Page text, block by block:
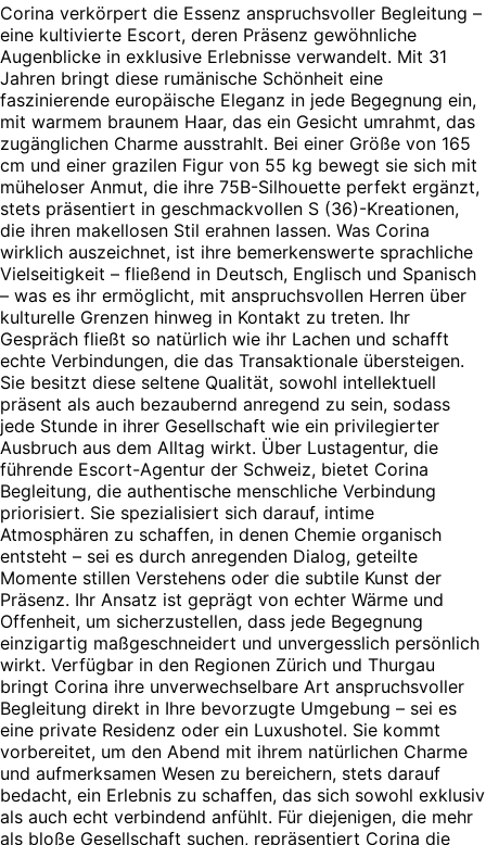
Corina verkörpert die Essenz anspruchsvoller Begleitung –
eine kultivierte Escort, deren Präsenz gewöhnliche
Augenblicke in exklusive Erlebnisse verwandelt. Mit 31
Jahren bringt diese rumänische Schönheit eine
faszinierende europäische Eleganz in jede Begegnung ein,
mit warmem braunem Haar, das ein Gesicht umrahmt, das
zugänglichen Charme ausstrahlt. Bei einer Größe von 165
cm und einer grazilen Figur von 55 kg bewegt sie sich mit
müheloser Anmut, die ihre 75B-Silhouette perfekt ergänzt,
stets präsentiert in geschmackvollen S (36)-Kreationen,
die ihren makellosen Stil erahnen lassen. Was Corina
wirklich auszeichnet, ist ihre bemerkenswerte sprachliche
Vielseitigkeit – fließend in Deutsch, Englisch und Spanisch
– was es ihr ermöglicht, mit anspruchsvollen Herren über
kulturelle Grenzen hinweg in Kontakt zu treten. Ihr
Gespräch fließt so natürlich wie ihr Lachen und schafft
echte Verbindungen, die das Transaktionale übersteigen.
Sie besitzt diese seltene Qualität, sowohl intellektuell
präsent als auch bezaubernd anregend zu sein, sodass
jede Stunde in ihrer Gesellschaft wie ein privilegierter
Ausbruch aus dem Alltag wirkt. Über Lustagentur, die
führende Escort-Agentur der Schweiz, bietet Corina
Begleitung, die authentische menschliche Verbindung
priorisiert. Sie spezialisiert sich darauf, intime
Atmosphären zu schaffen, in denen Chemie organisch
entsteht – sei es durch anregenden Dialog, geteilte
Momente stillen Verstehens oder die subtile Kunst der
Präsenz. Ihr Ansatz ist geprägt von echter Wärme und
Offenheit, um sicherzustellen, dass jede Begegnung
einzigartig maßgeschneidert und unvergesslich persönlich
wirkt. Verfügbar in den Regionen Zürich und Thurgau
bringt Corina ihre unverwechselbare Art anspruchsvoller
Begleitung direkt in Ihre bevorzugte Umgebung – sei es
eine private Residenz oder ein Luxushotel. Sie kommt
vorbereitet, um den Abend mit ihrem natürlichen Charme
und aufmerksamen Wesen zu bereichern, stets darauf
bedacht, ein Erlebnis zu schaffen, das sich sowohl exklusiv
als auch echt verbindend anfühlt. Für diejenigen, die mehr
als bloße Gesellschaft suchen, repräsentiert Corina die